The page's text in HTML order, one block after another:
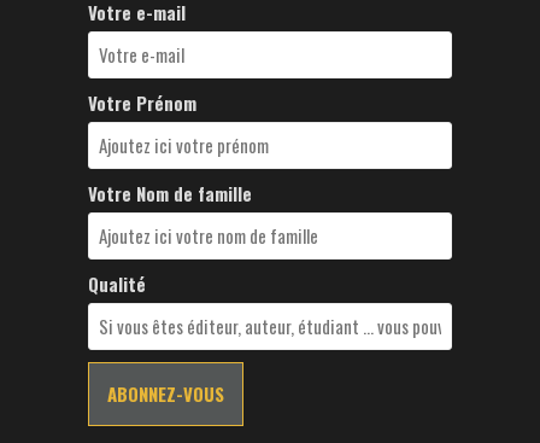
Votre e-mail
Votre Prénom
Votre Nom de famille
Qualité